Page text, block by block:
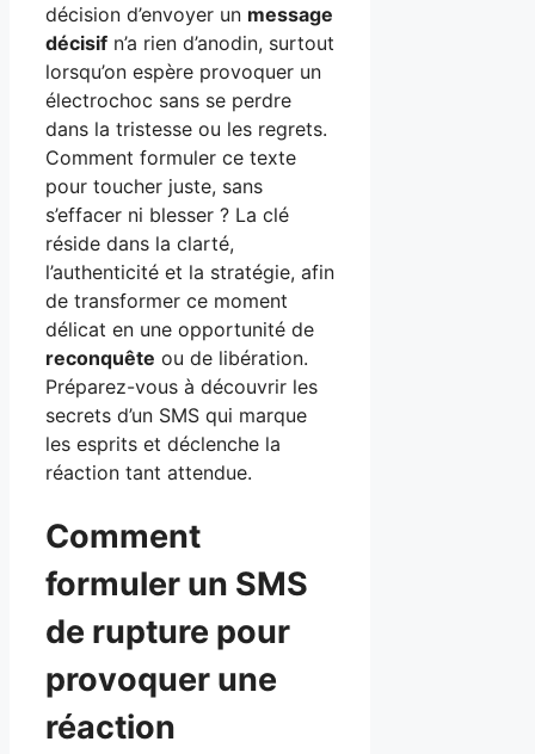
décision d’envoyer un message
décisif n’a rien d’anodin, surtout
lorsqu’on espère provoquer un
électrochoc sans se perdre
dans la tristesse ou les regrets.
Comment formuler ce texte
pour toucher juste, sans
s’effacer ni blesser ? La clé
réside dans la clarté,
l’authenticité et la stratégie, afin
de transformer ce moment
délicat en une opportunité de
reconquête ou de libération.
Préparez-vous à découvrir les
secrets d’un SMS qui marque
les esprits et déclenche la
réaction tant attendue.
Comment
formuler un SMS
de rupture pour
provoquer une
réaction